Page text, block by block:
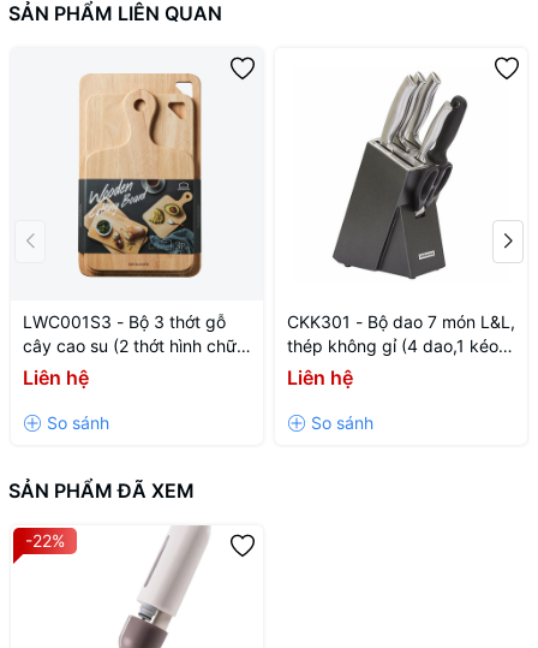
Kích thước: 360 x 100 x 1290 mm
Chất liệu:Cây lau làm từ nhôm cao cấp, nhẹ và bền. Bông lau
làm từ sợi vi mô siêu thấm hút.
Tính năng: Có bình xịt nước tích hợp, không cần dùng điện,
dễ dàng thao tác.
Phụ kiện đi kèm: 1 cây lau, 2 bông lau có thể thay thế.
SẢN PHẨM LIÊN QUAN
LWC001S3 - Bộ 3 thớt gỗ
cây cao su (2 thớt hình chữ
nhật + 1 thớt ping pong)
Liên hệ
CKK301 - Bộ dao 7 món L&L,
thép không gỉ (4 dao,1 kéo,1
đồ mài,1 hộp đựng dao) -
Màu đen
Liên hệ
SẢN PHẨM ĐÃ XEM
-22%